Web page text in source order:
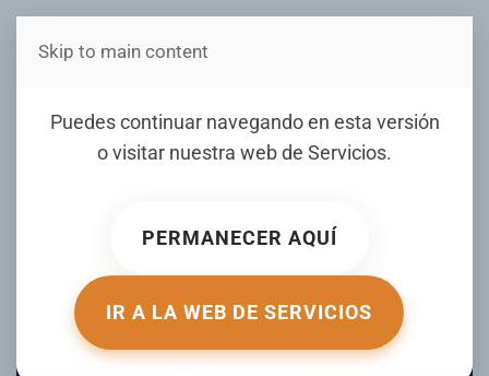
Estás en Telenord Medios
Puedes continuar navegando en esta versión
o visitar nuestra web de Servicios.
PERMANECER AQUÍ
IR A LA WEB DE SERVICIOS
Skip to main content
de estudio “KISS ALL THE TIME”
ESCRITO POR DEULTIMOMINUTO.NET EL 07 MARZO 2026
PUBLICADO EN FARANDULA.